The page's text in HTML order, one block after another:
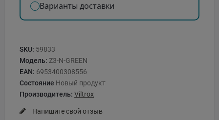
Варианты доставки
SKU: 59833
Модель: Z3-N-GREEN
EAN: 6953400308556
Состояние Новый продукт
Производитель: Viltrox
Напишите свой отзыв